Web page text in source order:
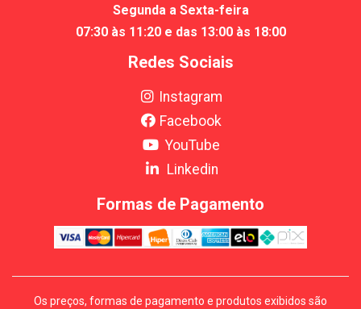
Segunda a Sexta-feira
07:30 às 11:20 e das 13:00 às 18:00
Redes Sociais
Instagram
Facebook
YouTube
Linkedin
Formas de Pagamento
Os preços, formas de pagamento e produtos exibidos são